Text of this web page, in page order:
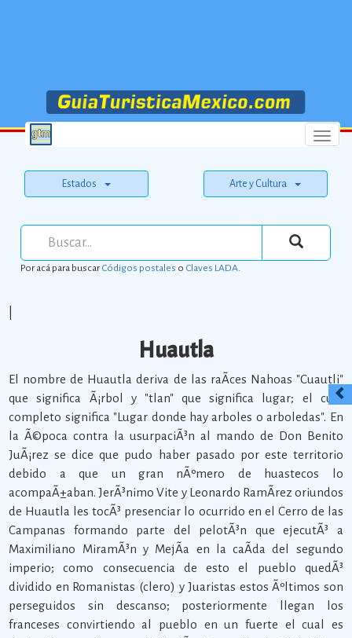
Menu
Estados Arte y Cultura
Por acá para buscarCódigos postales o Claves LADA.
Huautla
El nombre de Huautla deriva de las raÃ­ces Nahoas "Cuautli"
que significa Ã¡rbol y "tlan" que significa lugar; el cual
completo significa "Lugar donde hay arboles o arboledas". En
la Ã©poca contra la usurpaciÃ³n al mando de Don Benito
JuÃ¡rez se dice que pudo haber pasado por este territorio
debido a que un gran nÃºmero de huastecos lo
acompaÃ±aban. JerÃ³nimo Vite y Leonardo RamÃ­rez oriundos
de Huautla les tocÃ³ presenciar lo ocurrido en el Cerro de las
Campanas formando parte del pelotÃ³n que ejecutÃ³ a
Maximiliano MiramÃ³n y MejÃ­a en la caÃ­da del segundo
imperio; como consecuencia de esto el pueblo quedÃ³
dividido en Romanistas (clero) y Juaristas estos Ãºltimos son
perseguidos sin descanso; posteriormente llegan los
franceses convirtiendo al pueblo en un fuerte el cual es